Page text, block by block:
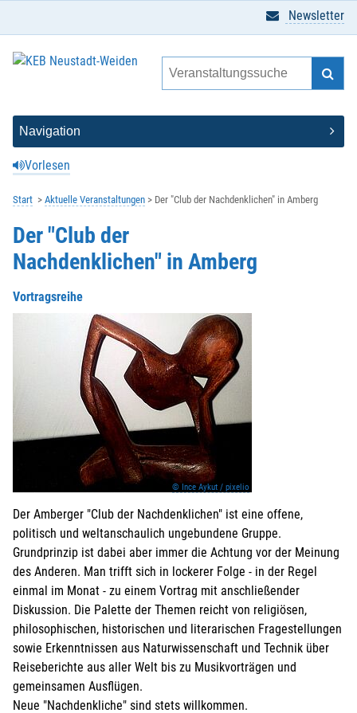
Vorlesen
Newsletter
Start Aktuelle Veranstaltungen Der "Club der Nachdenklichen" in Amberg
Der "Club der
Nachdenklichen" in Amberg
Vortragsreihe
© Ince Aykut / pixelio
Der Amberger "Club der Nachdenklichen" ist eine offene,
politisch und weltanschaulich ungebundene Gruppe.
Grundprinzip ist dabei aber immer die Achtung vor der Meinung
des Anderen. Man trifft sich in lockerer Folge - in der Regel
einmal im Monat - zu einem Vortrag mit anschließender
Diskussion. Die Palette der Themen reicht von religiösen,
philosophischen, historischen und literarischen Fragestellungen
sowie Erkenntnissen aus Naturwissenschaft und Technik über
Reiseberichte aus aller Welt bis zu Musikvorträgen und
gemeinsamen Ausflügen.
Neue "Nachdenkliche" sind stets willkommen.